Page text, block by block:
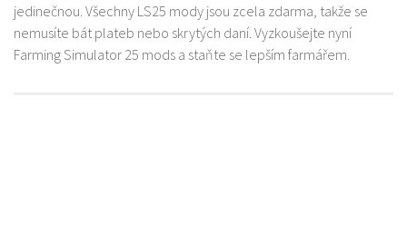
jedinečnou. Všechny LS25 mody jsou zcela zdarma, takže se
nemusíte bát plateb nebo skrytých daní. Vyzkoušejte nyní
Farming Simulator 25 mods a staňte se lepším farmářem.